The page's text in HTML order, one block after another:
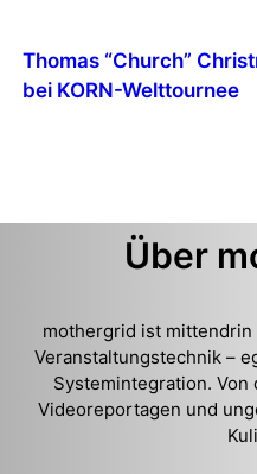
Thomas “Church”
bei KORN-Welttournee
Über
mothergrid ist
Veranstaltungstechnik –
Systemintegration.
Videoreportagen und